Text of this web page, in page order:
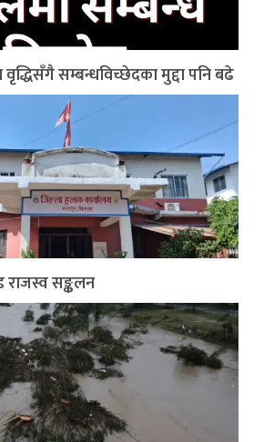
सम्बन्धविच्छेदका मुद्दा पनि बढे
सङ्कलन